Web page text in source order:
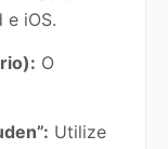
iOS.
O
Utilize